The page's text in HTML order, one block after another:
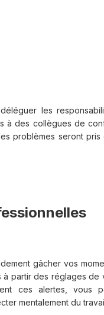
les
à des collègues de
problèmes seront pris
gâcher vos
partir des réglages
ces alertes, vous
mentalement du